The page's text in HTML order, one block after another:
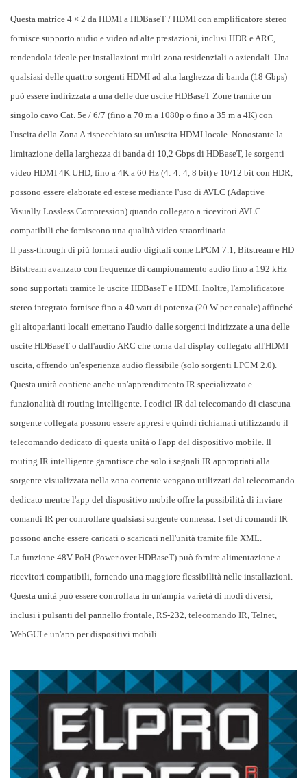
Questa matrice 4 × 2 da HDMI a HDBaseT / HDMI con amplificatore stereo
fornisce supporto audio e video ad alte prestazioni, inclusi HDR e ARC,
rendendola ideale per installazioni multi-zona residenziali o aziendali. Una
qualsiasi delle quattro sorgenti HDMI ad alta larghezza di banda (18 Gbps)
può essere indirizzata a una delle due uscite HDBaseT Zone tramite un
singolo cavo Cat. 5e / 6/7 (fino a 70 m a 1080p o fino a 35 m a 4K) con
l'uscita della Zona A rispecchiato su un'uscita HDMI locale. Nonostante la
limitazione della larghezza di banda di 10,2 Gbps di HDBaseT, le sorgenti
video HDMI 4K UHD, fino a 4K a 60 Hz (4: 4: 4, 8 bit) e 10/12 bit con HDR,
possono essere elaborate ed estese mediante l'uso di AVLC (Adaptive
Visually Lossless Compression) quando collegato a ricevitori AVLC
compatibili che forniscono una qualità video straordinaria.
Il pass-through di più formati audio digitali come LPCM 7.1, Bitstream e HD
Bitstream avanzato con frequenze di campionamento audio fino a 192 kHz
sono supportati tramite le uscite HDBaseT e HDMI. Inoltre, l'amplificatore
stereo integrato fornisce fino a 40 watt di potenza (20 W per canale) affinché
gli altoparlanti locali emettano l'audio dalle sorgenti indirizzate a una delle
uscite HDBaseT o dall'audio ARC che torna dal display collegato all'HDMI
uscita, offrendo un'esperienza audio flessibile (solo sorgenti LPCM 2.0).
Questa unità contiene anche un'apprendimento IR specializzato e
funzionalità di routing intelligente. I codici IR dal telecomando di ciascuna
sorgente collegata possono essere appresi e quindi richiamati utilizzando il
telecomando dedicato di questa unità o l'app del dispositivo mobile. Il
routing IR intelligente garantisce che solo i segnali IR appropriati alla
sorgente visualizzata nella zona corrente vengano utilizzati dal telecomando
dedicato mentre l'app del dispositivo mobile offre la possibilità di inviare
comandi IR per controllare qualsiasi sorgente connessa. I set di comandi IR
possono anche essere caricati o scaricati nell'unità tramite file XML.
La funzione 48V PoH (Power over HDBaseT) può fornire alimentazione a
ricevitori compatibili, fornendo una maggiore flessibilità nelle installazioni.
Questa unità può essere controllata in un'ampia varietà di modi diversi,
inclusi i pulsanti del pannello frontale, RS-232, telecomando IR, Telnet,
WebGUI e un'app per dispositivi mobili.